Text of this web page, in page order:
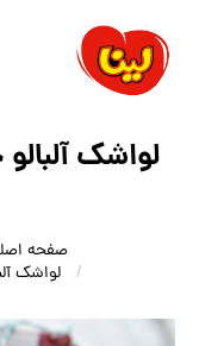
لواشک
صفحه
لواشک